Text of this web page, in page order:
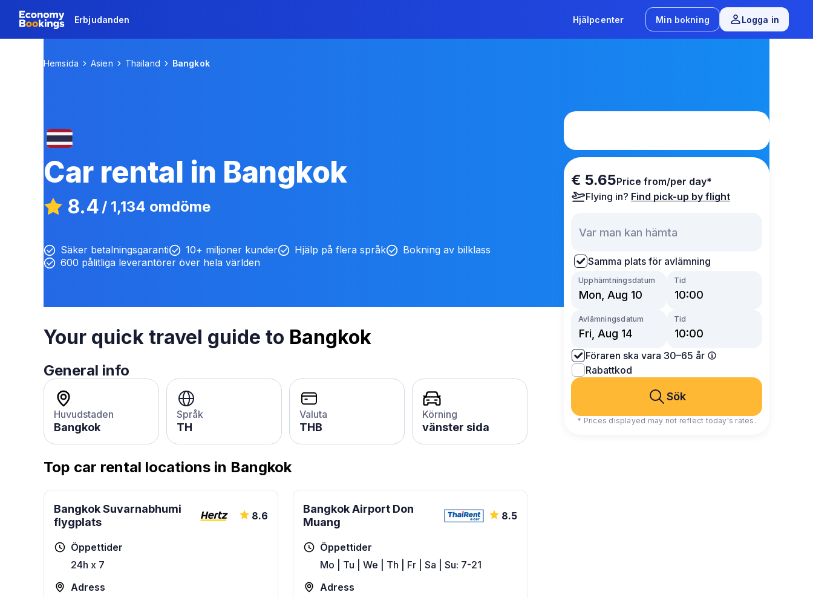
Erbjudanden Hjälpcenter Min bokning Logga in
Hemsida Asien Thailand Bangkok
Car rental in Bangkok
8.4 / 1,134 omdöme
Säker betalningsgaranti 10+ miljoner kunder Hjälp på flera språk
Bokning av bilklass
600 pålitliga leverantörer över hela världen
€ 5.65Price from/per day*
Flying in? Find pick-up by flight
Samma plats för avlämning
Upphämtningsdatum Tid
Avlämningsdatum Tid
Föraren ska vara 30–65 år
Rabattkod
Sök
* Prices displayed may not reflect today's rates.
Your quick travel guide to Bangkok
General info
Huvudstaden
Bangkok
Språk
TH
Valuta
THB
Körning
vänster sida
Top car rental locations in Bangkok
Bangkok Suvarnabhumi
flygplats
8.6
Öppettider
24h x 7
Adress
Bangkok Airport Don
Muang
8.5
Öppettider
Mo | Tu | We | Th | Fr | Sa | Su: 7-21
Adress